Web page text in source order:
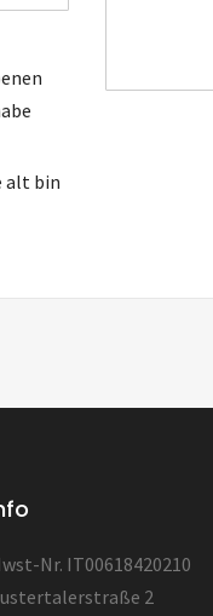
alt bin
Nr. IT00618420210
2